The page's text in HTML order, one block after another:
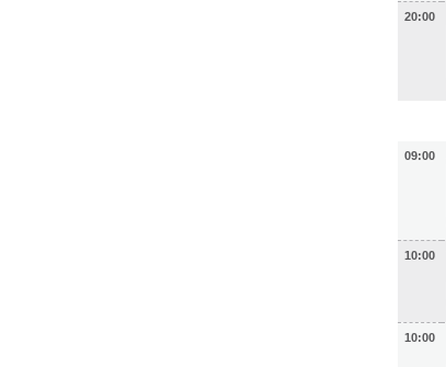
20:00
09:00
10:00
10:00